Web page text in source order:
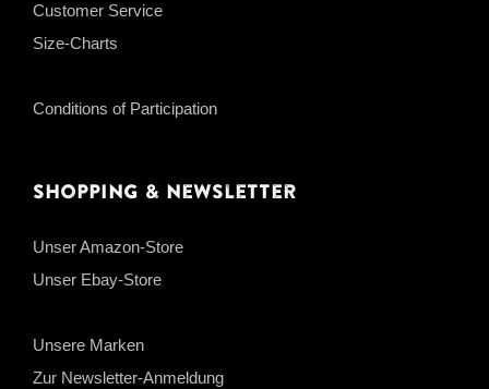
Customer Service
Size-Charts
Conditions of Participation
Shopping & Newsletter
Unser Amazon-Store
Unser Ebay-Store
Unsere Marken
Zur Newsletter-Anmeldung